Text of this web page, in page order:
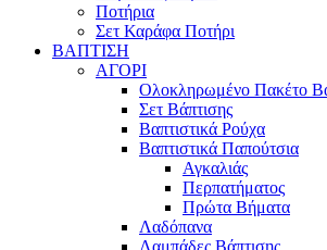
Ποτήρια
Σετ Καράφα Ποτήρι
ΒΑΠΤΙΣΗ
ΑΓΟΡΙ
Ολοκληρωμένο Πακέτο
Σετ Βάπτισης
Βαπτιστικά Ρούχα
Βαπτιστικά Παπούτσια
Αγκαλιάς
Περπατήματος
Πρώτα Βήματα
Λαδόπανα